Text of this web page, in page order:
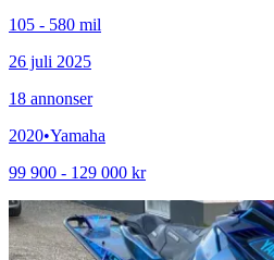
105 - 580 mil
26 juli 2025
18 annonser
2020•Yamaha
99 900 - 129 000 kr